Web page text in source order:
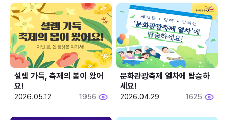
설렘 가득, 축제의 봄이 왔어
요!
2026.05.12 1956
문화관광축제 열차에 탑승하
세요!
2026.04.29 1625